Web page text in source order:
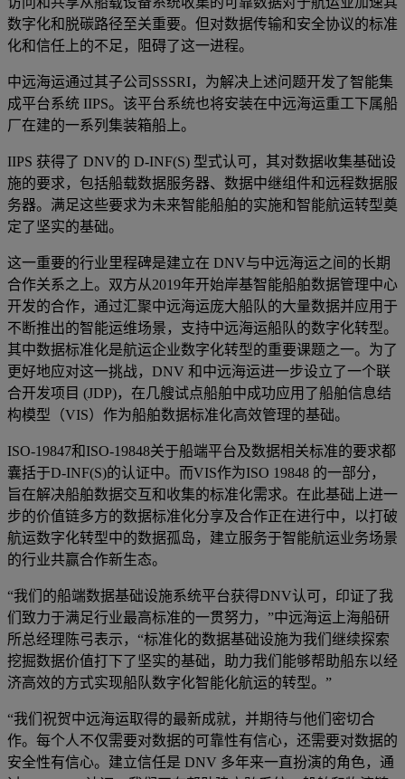
数字化和脱碳路径至关重要。但对数据传输和安全协议的标准
化和信任上的不足，阻碍了这一进程。
中远海运通过其子公司SSSRI，为解决上述问题开发了智能集
成平台系统 IIPS。该平台系统也将安装在中远海运重工下属船
厂在建的一系列集装箱船上。
IIPS 获得了 DNV的 D-INF(S) 型式认可，其对数据收集基础设
施的要求，包括船载数据服务器、数据中继组件和远程数据服
务器。满足这些要求为未来智能船舶的实施和智能航运转型奠
定了坚实的基础。
这一重要的行业里程碑是建立在 DNV与中远海运之间的长期
合作关系之上。双方从2019年开始岸基智能船舶数据管理中心
开发的合作，通过汇聚中远海运庞大船队的大量数据并应用于
不断推出的智能运维场景，支持中远海运船队的数字化转型。
其中数据标准化是航运企业数字化转型的重要课题之一。为了
更好地应对这一挑战，DNV 和中远海运进一步设立了一个联
合开发项目 (JDP)，在几艘试点船舶中成功应用了船舶信息结
构模型（VIS）作为船舶数据标准化高效管理的基础。
ISO-19847和ISO-19848关于船端平台及数据相关标准的要求都
囊括于D-INF(S)的认证中。而VIS作为ISO 19848 的一部分，
旨在解决船舶数据交互和收集的标准化需求。在此基础上进一
步的价值链多方的数据标准化分享及合作正在进行中，以打破
航运数字化转型中的数据孤岛，建立服务于智能航运业务场景
的行业共赢合作新生态。
“我们的船端数据基础设施系统平台获得DNV认可，印证了我
们致力于满足行业最高标准的一贯努力，”中远海运上海船研
所总经理陈弓表示，“标准化的数据基础设施为我们继续探索
挖掘数据价值打下了坚实的基础，助力我们能够帮助船东以经
济高效的方式实现船队数字化智能化航运的转型。”
“我们祝贺中远海运取得的最新成就，并期待与他们密切合
作。每个人不仅需要对数据的可靠性有信心，还需要对数据的
安全性有信心。建立信任是 DNV 多年来一直扮演的角色，通